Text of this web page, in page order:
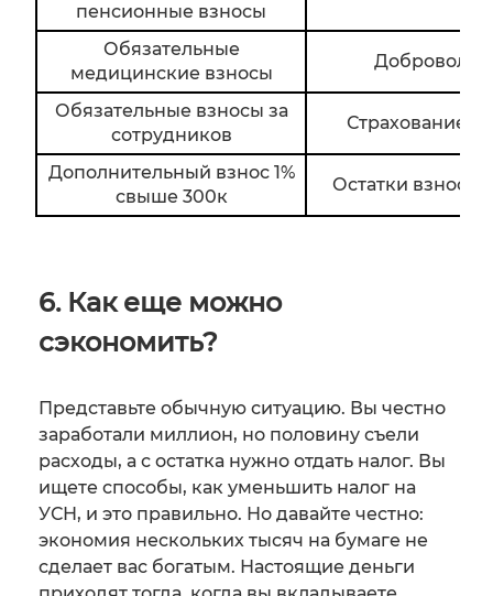
пенсионные взносы
Обязательные
медицинские взносы
Обязательные взносы за
сотрудников
Страхование
Дополнительный взнос 1%
свыше 300к
Остатки
6. Как еще можно
сэкономить?
Представьте обычную ситуацию. Вы честно
заработали миллион, но половину съели
расходы, а с остатка нужно отдать налог. Вы
ищете способы, как уменьшить налог на
УСН, и это правильно. Но давайте честно:
экономия нескольких тысяч на бумаге не
сделает вас богатым. Настоящие деньги